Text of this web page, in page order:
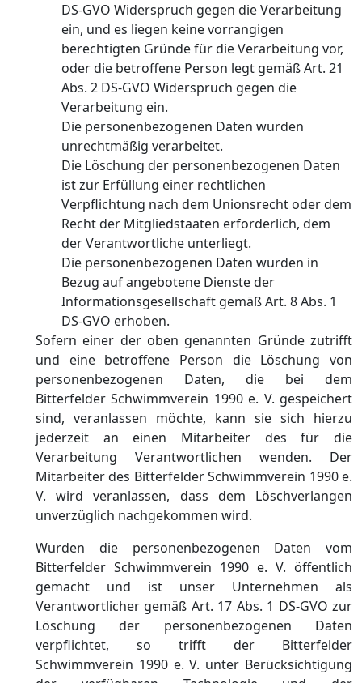
DS-GVO Widerspruch gegen die Verarbeitung
ein, und es liegen keine vorrangigen
berechtigten Gründe für die Verarbeitung vor,
oder die betroffene Person legt gemäß Art. 21
Abs. 2 DS-GVO Widerspruch gegen die
Verarbeitung ein.
Die personenbezogenen Daten wurden
unrechtmäßig verarbeitet.
Die Löschung der personenbezogenen Daten
ist zur Erfüllung einer rechtlichen
Verpflichtung nach dem Unionsrecht oder dem
Recht der Mitgliedstaaten erforderlich, dem
der Verantwortliche unterliegt.
Die personenbezogenen Daten wurden in
Bezug auf angebotene Dienste der
Informationsgesellschaft gemäß Art. 8 Abs. 1
DS-GVO erhoben.
Sofern einer der oben genannten Gründe zutrifft
und eine betroffene Person die Löschung von
personenbezogenen Daten, die bei dem
Bitterfelder Schwimmverein 1990 e. V. gespeichert
sind, veranlassen möchte, kann sie sich hierzu
jederzeit an einen Mitarbeiter des für die
Verarbeitung Verantwortlichen wenden. Der
Mitarbeiter des Bitterfelder Schwimmverein 1990 e.
V. wird veranlassen, dass dem Löschverlangen
unverzüglich nachgekommen wird.
Wurden die personenbezogenen Daten vom
Bitterfelder Schwimmverein 1990 e. V. öffentlich
gemacht und ist unser Unternehmen als
Verantwortlicher gemäß Art. 17 Abs. 1 DS-GVO zur
Löschung der personenbezogenen Daten
verpflichtet, so trifft der Bitterfelder
Schwimmverein 1990 e. V. unter Berücksichtigung